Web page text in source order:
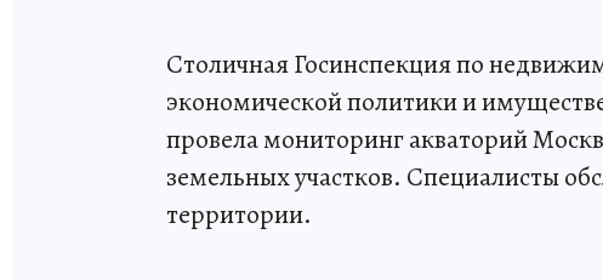
Столичная Госинспекция по
экономической политики и
провела мониторинг акваторий
земельных участков. Специалисты
территории.